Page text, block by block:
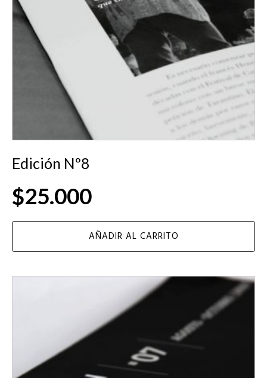
Edición Nº8
$25.000
AÑADIR AL CARRITO